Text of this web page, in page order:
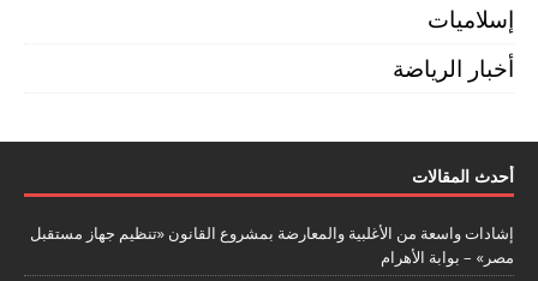
إسلاميات
أخبار الرياضة
أحدث المقالات
إشادات واسعة من الأغلبية والمعارضة بمشروع القانون «تنظيم جهاز مستقبل
مصر» – بوابة الأهرام